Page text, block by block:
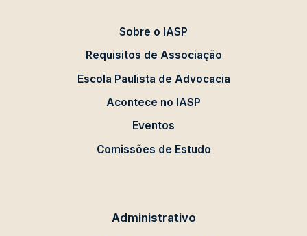
Sobre o IASP
Requisitos de Associação
Escola Paulista de Advocacia
Acontece no IASP
Eventos
Comissões de Estudo
Administrativo